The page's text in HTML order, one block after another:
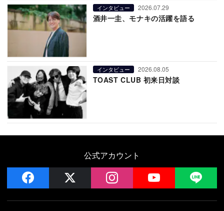
インタビュー 2026.07.29
酒井一圭、モナキの活躍を語る
インタビュー 2026.08.05
TOAST CLUB 初来日対談
公式アカウント
facebook instagram YouTube